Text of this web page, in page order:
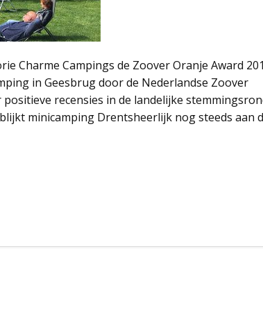
Charme Campings de Zoover Oranje Award
in Geesbrug door de Nederlandse Zoover
recensies in de landelijke
minicamping Drentsheerlijk nog steeds aan